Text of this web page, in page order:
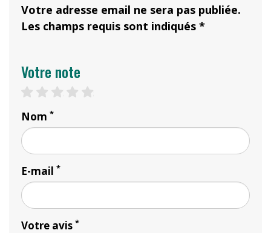
Votre adresse email ne sera pas publiée.
Les champs requis sont indiqués *
Votre note
4 stars
3 stars
2 stars
1 star
Nom *
E-mail *
Votre avis *